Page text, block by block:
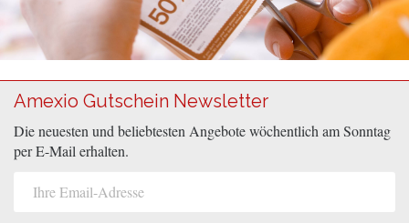
Amexio Gutschein Newsletter
Die neuesten und beliebtesten Angebote wöchentlich am Sonntag
per E-Mail erhalten.